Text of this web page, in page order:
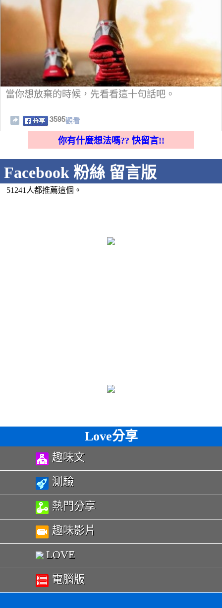
當你想放棄的時候，先看看這十句話吧。
3595觀看
你有什麼想法嗎?? 快留言!!
Facebook 粉絲 留言版
51241人都推薦這個。
Love分享
趣味文
測驗
熱門分享
趣味影片
LOVE
電腦版